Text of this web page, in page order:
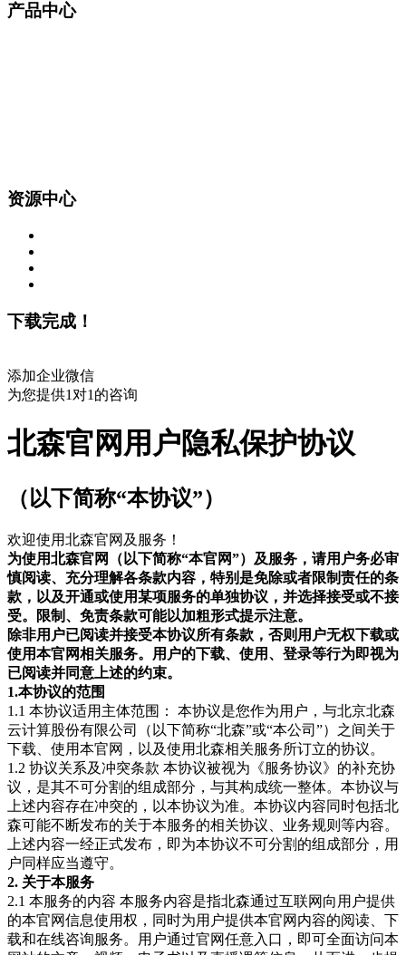
产品中心
资源中心
下载完成！
添加企业微信
为您提供1对1的咨询
北森官网用户隐私保护协议
（以下简称“本协议”）
欢迎使用北森官网及服务！
为使用北森官网（以下简称“本官网”）及服务，请用户务必审
慎阅读、充分理解各条款内容，特别是免除或者限制责任的条
款，以及开通或使用某项服务的单独协议，并选择接受或不接
受。限制、免责条款可能以加粗形式提示注意。
除非用户已阅读并接受本协议所有条款，否则用户无权下载或
使用本官网相关服务。用户的下载、使用、登录等行为即视为
已阅读并同意上述的约束。
1.本协议的范围
1.1 本协议适用主体范围： 本协议是您作为用户，与北京北森
云计算股份有限公司（以下简称“北森”或“本公司”）之间关于
下载、使用本官网，以及使用北森相关服务所订立的协议。
1.2 协议关系及冲突条款 本协议被视为《服务协议》的补充协
议，是其不可分割的组成部分，与其构成统一整体。本协议与
上述内容存在冲突的，以本协议为准。本协议内容同时包括北
森可能不断发布的关于本服务的相关协议、业务规则等内容。
上述内容一经正式发布，即为本协议不可分割的组成部分，用
户同样应当遵守。
2. 关于本服务
2.1 本服务的内容 本服务内容是指北森通过互联网向用户提供
的本官网信息使用权，同时为用户提供本官网内容的阅读、下
载和在线咨询服务。用户通过官网任意入口，即可全面访问本